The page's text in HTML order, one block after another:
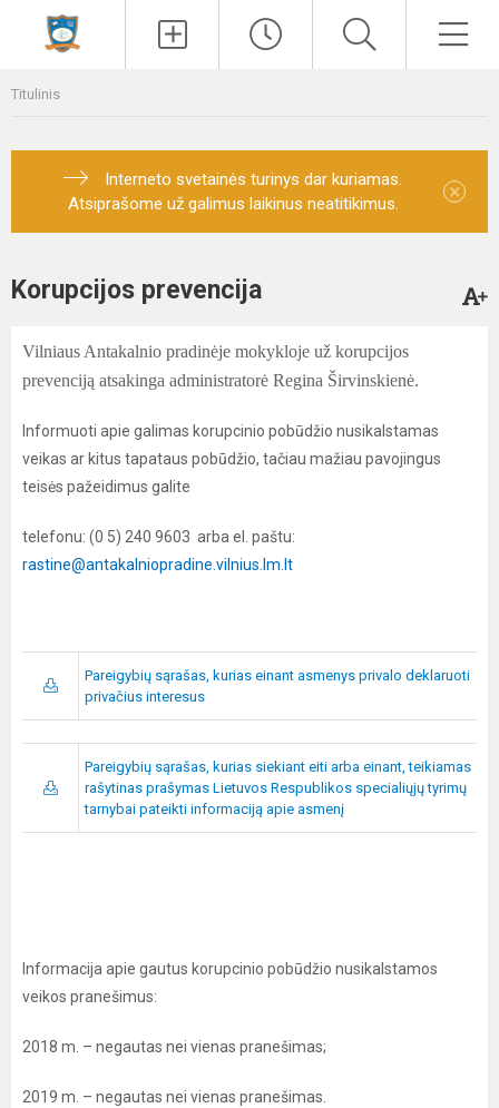
Titulinis
Interneto svetainės turinys dar kuriamas.
Atsiprašome už galimus laikinus neatitikimus.
×
Korupcijos prevencija
Vilniaus Antakalnio pradinėje mokykloje už korupcijos
prevenciją atsakinga administratorė Regina Širvinskienė.
Informuoti apie galimas korupcinio pobūdžio nusikalstamas
veikas ar kitus tapataus pobūdžio, tačiau mažiau pavojingus
teisės pažeidimus galite
telefonu: (0 5) 240 9603 arba el. paštu:
rastine@antakalniopradine.vilnius.lm.lt
Pareigybių sąrašas, kurias einant asmenys privalo deklaruoti
privačius interesus
Pareigybių sąrašas, kurias siekiant eiti arba einant, teikiamas
rašytinas prašymas Lietuvos Respublikos specialiųjų tyrimų
tarnybai pateikti informaciją apie asmenį
Informacija apie gautus korupcinio pobūdžio nusikalstamos
veikos pranešimus:
2018 m. – negautas nei vienas pranešimas;
2019 m. – negautas nei vienas pranešimas.